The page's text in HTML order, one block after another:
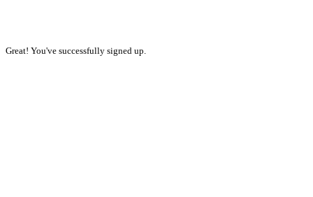
Great! You've successfully signed up.